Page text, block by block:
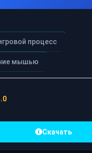
процесс
мышью
Скачать